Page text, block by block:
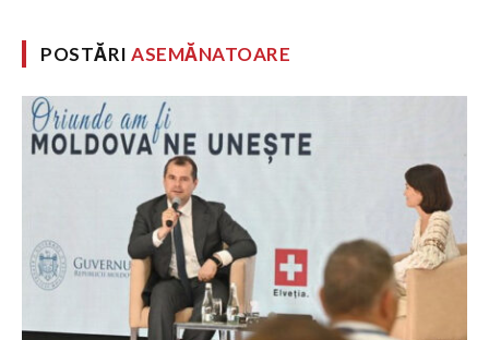
POSTĂRIASEMĂNATOARE